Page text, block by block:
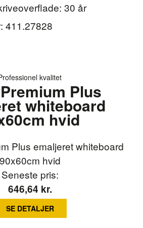
30 år
411.27828
kvalitet
Plus
whiteboard
hvid
Seneste pris:
646,64 kr.
SE DETALJER